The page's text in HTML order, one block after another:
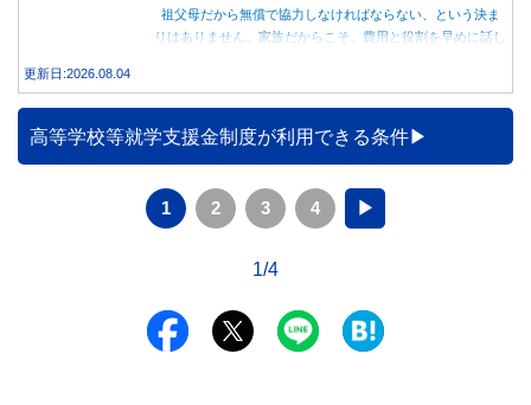
祖父母だから無償で協力しなければならない、という決ま
りはありません。家族だからこそ、費用と役割を早めに話し
更新日:2026.08.04
高等学校等就学支援金制度が利用できる条件
1 2 3 4 ▶
1/4